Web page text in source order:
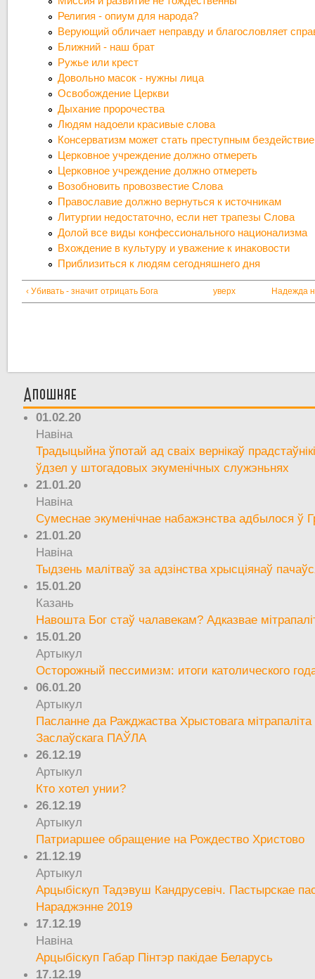
Религия - опиум для народа?
Верующий обличает неправду и благословляет
Ближний - наш брат
Ружье или крест
Довольно масок - нужны лица
Освобождение Церкви
Дыхание пророчества
Людям надоели красивые слова
Консерватизм может стать преступным
Церковное учреждение должно отмереть
Церковное учреждение должно отмереть
Возобновить провозвестие Слова
Православие должно вернуться к источникам
Литургии недостаточно, если нет трапезы Слова
Долой все виды конфессионального национализма
Вхождение в культуру и уважение к инаковости
Приблизиться к людям сегодняшнего дня
‹ Убивать - значит отрицать Бога уверх Надежда
Апошняе
01.02.20
Навіна
Традыцыйна ўпотай ад сваіх вернікаў
ўдзел у штогадовых экуменічных служэньнях
21.01.20
Навіна
Сумеснае экуменічнае набажэнства адбылося ў
21.01.20
Навіна
Тыдзень малітваў за адзінства хрысціянаў
15.01.20
Казань
Навошта Бог стаў чалавекам? Адказвае
15.01.20
Артыкул
Осторожный пессимизм: итоги католического
06.01.20
Артыкул
Пасланне да Ражджаства Хрыстовага мітрапаліта
Заслаўскага ПАЎЛА
26.12.19
Артыкул
Кто хотел унии?
26.12.19
Артыкул
Патриаршее обращение на Рождество Христово
21.12.19
Артыкул
Арцыбіскуп Тадэвуш Кандрусевіч. Пастырскае
Нараджэнне 2019
17.12.19
Навіна
Арцыбіскуп Габар Пінтэр пакідае Беларусь
17.12.19